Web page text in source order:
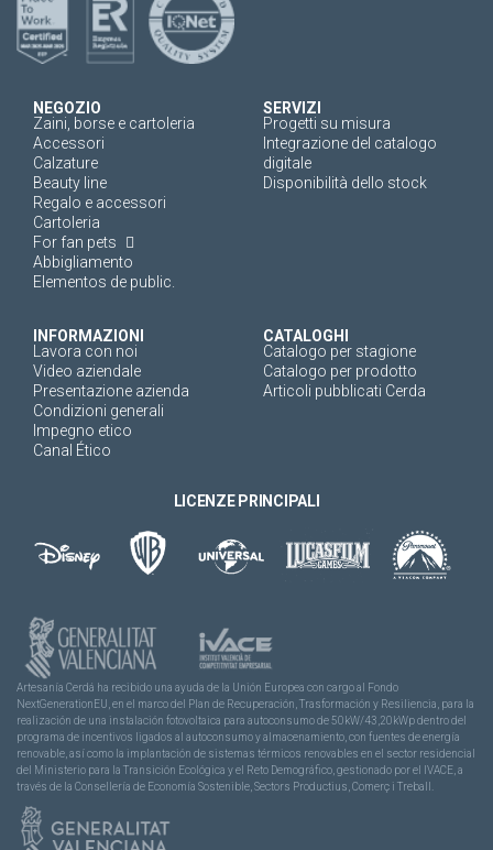
NEGOZIO
Zaini, borse e cartoleria
Accessori
Calzature
Beauty line
Regalo e accessori
Cartoleria
For fan pets
Abbigliamento
Elementos de public.
SERVIZI
Progetti su misura
Integrazione del catalogo
digitale
Disponibilità dello stock
INFORMAZIONI
Lavora con noi
Video aziendale
Presentazione azienda
Condizioni generali
Impegno etico
Canal Ético
CATALOGHI
Catalogo per stagione
Catalogo per prodotto
Articoli pubblicati Cerda
LICENZE PRINCIPALI
Artesanía Cerdá ha recibido una ayuda de la Unión Europea con cargo al Fondo
NextGenerationEU, en el marco del Plan de Recuperación, Trasformación y Resiliencia, para la
realización de una instalación fotovoltaica para autoconsumo de 50kW/43,20kWp dentro del
programa de incentivos ligados al autoconsumo y almacenamiento, con fuentes de energía
renovable, así como la implantación de sistemas térmicos renovables en el sector residencial
del Ministerio para la Transición Ecológica y el Reto Demográfico, gestionado por el IVACE, a
través de la Consellería de Economía Sostenible, Sectors Productius, Comerç i Treball.